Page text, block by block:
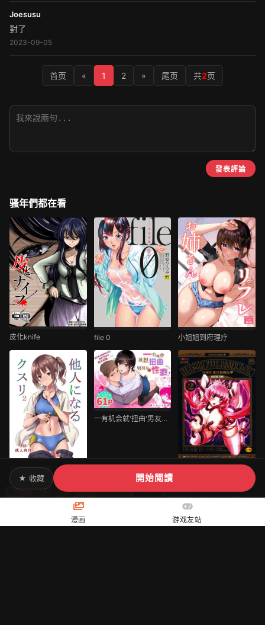
Joesusu
對了
2023-09-05
首页 « 1 2 » 尾页 共2页
發表評論
骚年們都在看
皮化knife file 0 小姐姐到府理疗
變成別人的藥 2
一有机会就'扭曲'男友的性癖!
★ 收藏 開始閲讀
漫画 游戏友站